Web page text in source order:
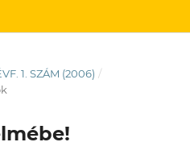
1. SZÁM (2006) /